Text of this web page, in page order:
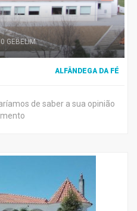
GEBELIM
ALFÂNDEGA DA FÉ
de saber a sua opinião